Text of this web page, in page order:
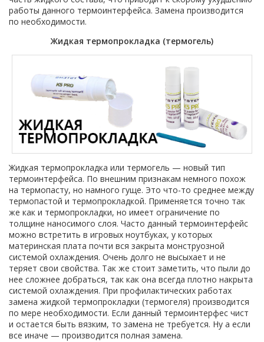
работы данного термоинтерфейса. Замена производится
по необходимости.
Жидкая термопрокладка (термогель)
Жидкая термопрокладка или термогель — новый тип
термоинтерфейса. По внешним признакам немного похож
на термопасту, но намного гуще. Это что-то среднее между
термопастой и термопрокладкой. Применяется точно так
же как и термопрокладки, но имеет ограничение по
толщине наносимого слоя. Часто данный термоинтерфейс
можно встретить в игровых ноутбуках, у которых
материнская плата почти вся закрыта монструозной
системой охлаждения. Очень долго не высыхает и не
теряет свои свойства. Так же стоит заметить, что пыли до
нее сложнее добраться, так как она всегда плотно накрыта
системой охлаждения. При профилактических работах
замена жидкой термопрокладки (термогеля) производится
по мере необходимости. Если данный термоинтерфес чист
и остается быть вязким, то замена не требуется. Ну а если
все иначе — производится полная замена.